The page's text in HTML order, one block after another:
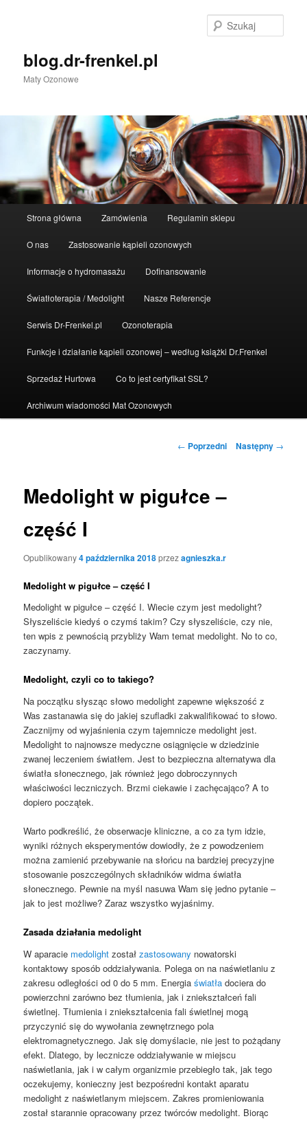
blog.dr-frenkel.pl
Maty Ozonowe
Strona główna Zamówienia Regulamin sklepu
O nas Zastosowanie kąpieli ozonowych
Informacje o hydromasażu Dofinansowanie
Światłoterapia / Medolight Nasze Referencje
Serwis Dr-Frenkel.pl Ozonoterapia
Funkcje i działanie kąpieli ozonowej – według książki Dr.Frenkel
Sprzedaż Hurtowa Co to jest certyfikat SSL?
Archiwum wiadomości Mat Ozonowych
Nawigacja
← Poprzedni Następny →
Medolight w pigułce –
część I
Opublikowany4 października 2018przezagnieszka.r
Medolight w pigułce – część I
Medolight w pigułce – część I. Wiecie czym jest medolight?
Słyszeliście kiedyś o czymś takim? Czy słyszeliście, czy nie,
ten wpis z pewnością przybliży Wam temat medolight. No to co,
zaczynamy.
Medolight, czyli co to takiego?
Na początku słysząc słowo medolight zapewne większość z
Was zastanawia się do jakiej szufladki zakwalifikować to słowo.
Zacznijmy od wyjaśnienia czym tajemnicze medolight jest.
Medolight to najnowsze medyczne osiągnięcie w dziedzinie
zwanej leczeniem światłem. Jest to bezpieczna alternatywa dla
światła słonecznego, jak również jego dobroczynnych
właściwości leczniczych. Brzmi ciekawie i zachęcająco? A to
dopiero początek.
Warto podkreślić, że obserwacje kliniczne, a co za tym idzie,
wyniki różnych eksperymentów dowiodły, że z powodzeniem
można zamienić przebywanie na słońcu na bardziej precyzyjne
stosowanie poszczególnych składników widma światła
słonecznego. Pewnie na myśl nasuwa Wam się jedno pytanie –
jak to jest możliwe? Zaraz wszystko wyjaśnimy.
Zasada działania medolight
W aparacie medolight zostałzastosowany nowatorski
kontaktowy sposób oddziaływania. Polega on na naświetlaniu z
zakresu odległości od 0 do 5 mm. Energiaświatła dociera do
powierzchni zarówno bez tłumienia, jak i zniekształceń fali
świetlnej. Tłumienia i zniekształcenia fali świetlnej mogą
przyczynić się do wywołania zewnętrznego pola
elektromagnetycznego. Jak się domyślacie, nie jest to pożądany
efekt. Dlatego, by lecznicze oddziaływanie w miejscu
naświetlania, jak i w całym organizmie przebiegło tak, jak tego
oczekujemy, konieczny jest bezpośredni kontakt aparatu
medolight z naświetlanym miejscem. Zakres promieniowania
został starannie opracowany przez twórców medolight. Biorąc